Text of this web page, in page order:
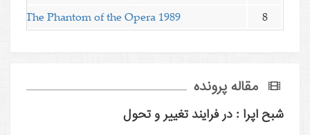
8
The Phantom of the Opera 1989
مقاله پرونده
شبح اپرا : در فرایند تغییر و تحول